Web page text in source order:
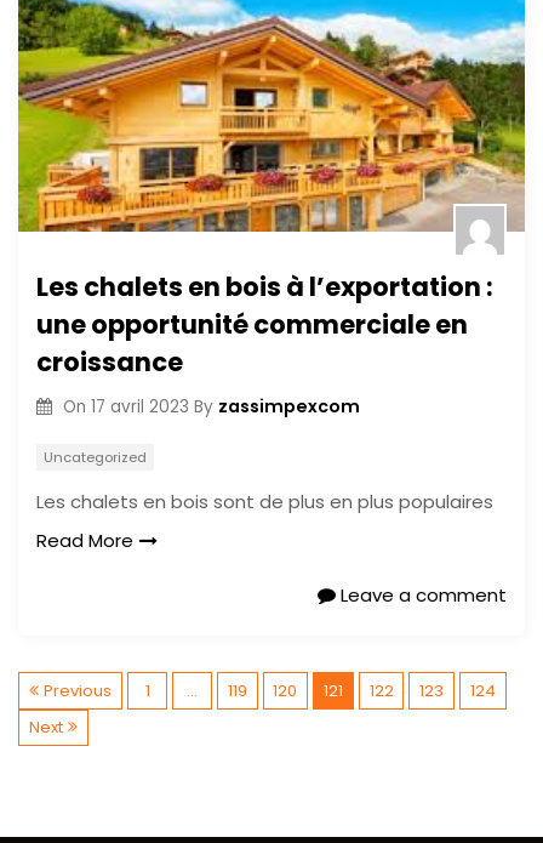
Les chalets en bois à l’exportation :
une opportunité commerciale en
croissance
On 17 avril 2023 By zassimpexcom
Uncategorized
Les chalets en bois sont de plus en plus populaires
Read More
Leave a comment
P
Previous 1 … 119 120 121 122 123
124
Next